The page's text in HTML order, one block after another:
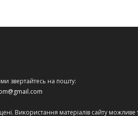
звертайтесь на пошту:
Використання матеріалів сайту можливе